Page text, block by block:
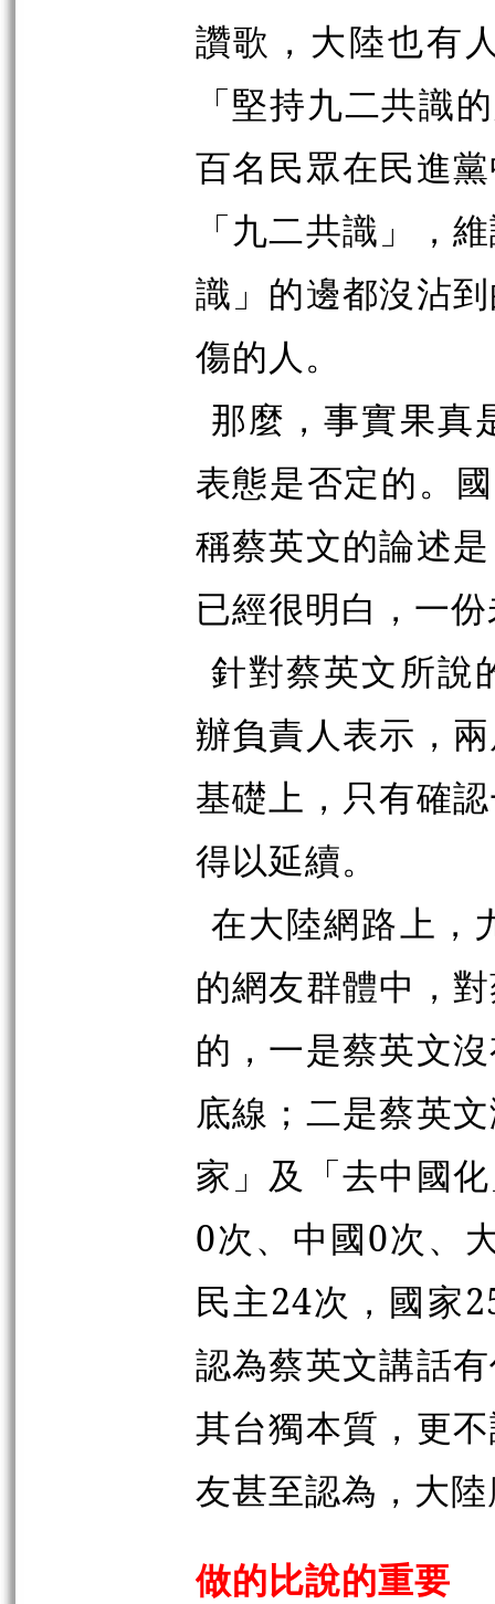
讚歌，大陸也有
「堅持九二共識
百名民眾在民進
「九二共識」，
識」的邊都沒沾
傷的人。
那麼，事實果真
表態是否定的。
稱蔡英文的論述
已經很明白，一
針對蔡英文所說
辦負責人表示，
基礎上，只有確
得以延續。
在大陸網路上，
的網友群體中，
的，一是蔡英文
底線；二是蔡英
家」及「去中國
0次、中國0次、
民主24次，國家
認為蔡英文講話
其台獨本質，更
友甚至認為，大
做的比說的重要